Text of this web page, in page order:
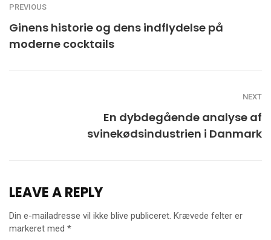
PREVIOUS
Ginens historie og dens indflydelse på
moderne cocktails
NEXT
En dybdegående analyse af
svinekødsindustrien i Danmark
LEAVE A REPLY
Din e-mailadresse vil ikke blive publiceret. Krævede felter er
markeret med *